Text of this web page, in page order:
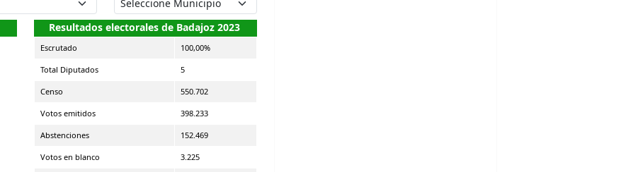
Resultados electorales de Badajoz 2023
Escrutado 100,00%
Total Diputados 5
Censo 550.702
Votos emitidos 398.233
Abstenciones 152.469
Votos en blanco 3.225